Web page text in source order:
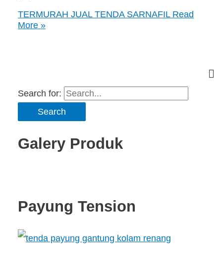
TERMURAH JUAL TENDA SARNAFILRead
More »
Search for:
Galery Produk
Payung Tension